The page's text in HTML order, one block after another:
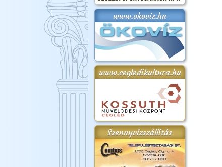
www.okoviz.hu
www.cegledikultura.hu
Szennyvízszállítás
Városnapok 2018.
Kossuth Toborzó
Ünnepély
Szent István Ünnepe
(2017. 08. 20.)